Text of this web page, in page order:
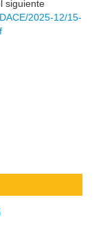
siguiente
2025-12/15-